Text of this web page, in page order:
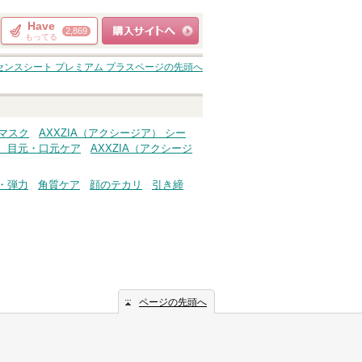
Have
もってる
2,869
ショッピングサイト
へ
スシート プレミアム プラスページの先頭へ
スク
AXXZIA（アクシージア） シー
目元・口元ケア
AXXZIA（アクシージ
弾力 角質ケア 顔のテカリ
引き締
ページの先頭へ